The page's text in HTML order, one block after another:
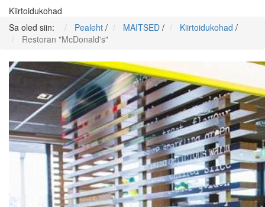
Kiirtoidukohad
Sa oled siin:
Pealeht / MAITSED / Kiirtoidukohad /
Restoran "McDonald's"